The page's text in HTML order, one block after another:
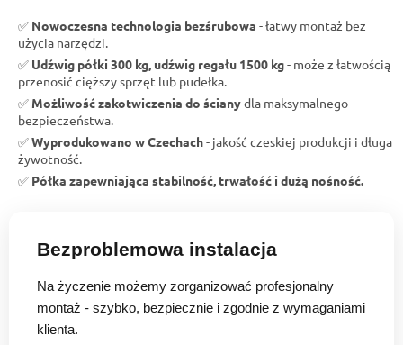
✅ Nowoczesna technologia bezśrubowa - łatwy montaż bez
użycia narzędzi.
✅ Udźwig półki 300 kg, udźwig regału 1500 kg- może z łatwością
przenosić cięższy sprzęt lub pudełka.
✅ Możliwość zakotwiczenia do ścianydla maksymalnego
bezpieczeństwa.
✅Wyprodukowano w Czechach- jakość czeskiej produkcji i długa
żywotność.
✅ Półka zapewniająca stabilność, trwałość i dużą nośność.
Bezproblemowa instalacja
Na życzenie możemy zorganizować profesjonalny
montaż - szybko, bezpiecznie i zgodnie z wymaganiami
klienta.